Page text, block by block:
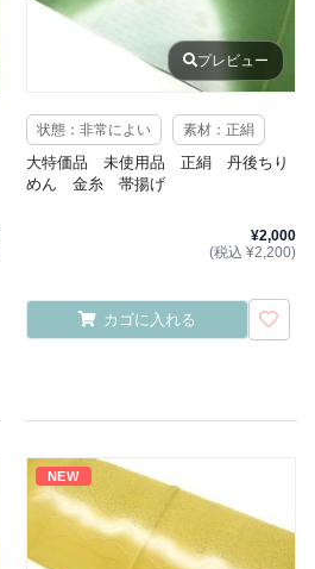
プレビュー
状態：非常によい 素材：正絹
大特価品 未使用品 正絹 丹後ちり
めん 金糸 帯揚げ
¥2,000
(税込 ¥2,200)
カゴに入れる
NEW